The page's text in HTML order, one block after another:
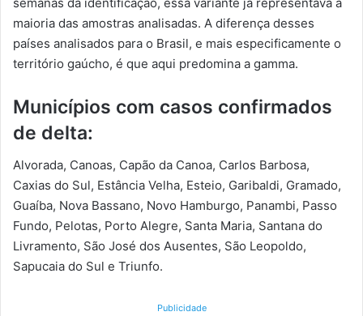
maioria das amostras analisadas. A diferença desses
países analisados para o Brasil, e mais especificamente o
território gaúcho, é que aqui predomina a gamma.
Municípios com casos confirmados
de delta:
Alvorada, Canoas, Capão da Canoa, Carlos Barbosa,
Caxias do Sul, Estância Velha, Esteio, Garibaldi, Gramado,
Guaíba, Nova Bassano, Novo Hamburgo, Panambi, Passo
Fundo, Pelotas, Porto Alegre, Santa Maria, Santana do
Livramento, São José dos Ausentes, São Leopoldo,
Sapucaia do Sul e Triunfo.
Publicidade